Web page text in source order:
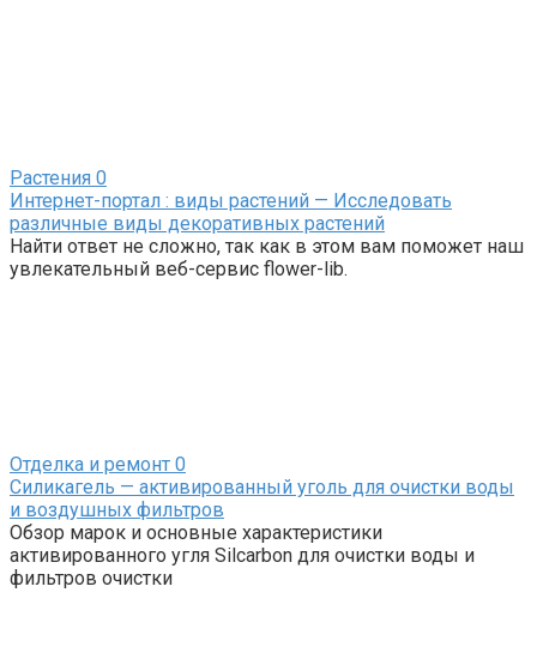
Растения 0
Интернет-портал : виды растений — Исследовать
различные виды декоративных растений
Найти ответ не сложно, так как в этом вам поможет наш
увлекательный веб-сервис flower-lib.
Отделка и ремонт 0
Силикагель — активированный уголь для очистки воды
и воздушных фильтров
Обзор марок и основные характеристики
активированного угля Silcarbon для очистки воды и
фильтров очистки